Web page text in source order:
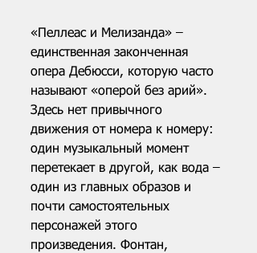
«Пеллеас и Мелизанда» –
единственная законченная
опера Дебюсси, которую часто
называют «оперой без арий».
Здесь нет привычного
движения от номера к номеру:
один музыкальный момент
перетекает в другой, как вода –
один из главных образов и
почти самостоятельных
персонажей этого
произведения. Фонтан,